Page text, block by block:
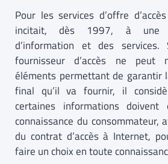
Pour les services d’offre
incitait, dès 1997, à une
d’information et des
fournisseur d’accès ne peut
éléments permettant de garantir
final qu’il va fournir, il
certaines informations
connaissance du consommateur,
du contrat d’accès à Internet,
faire un choix en toute